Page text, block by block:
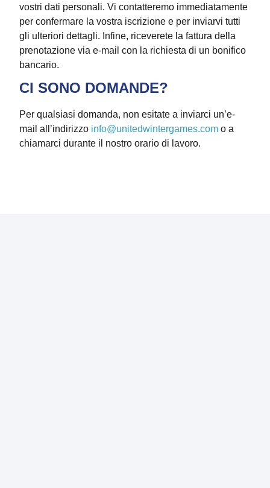
vostri dati personali. Vi contatteremo immediatamente
per confermare la vostra iscrizione e per inviarvi tutti
gli ulteriori dettagli. Infine, riceverete la fattura della
prenotazione via e-mail con la richiesta di un bonifico
bancario.
CI SONO DOMANDE?
Per qualsiasi domanda, non esitate a inviarci un’e-
mail all’indirizzo info@unitedwintergames.com o a
chiamarci durante il nostro orario di lavoro.